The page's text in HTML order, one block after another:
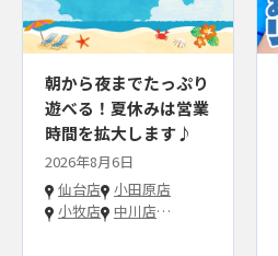
朝から夜までたっぷり
遊べる！夏休みは営業
時間を拡大します♪
2026年8月6日
仙台店
小田原店
小牧店
中川店…